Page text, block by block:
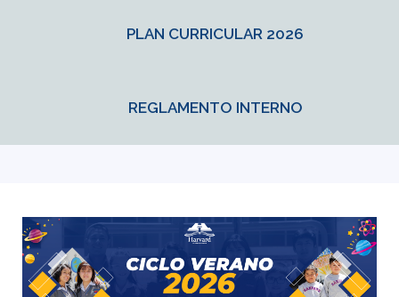
PLAN CURRICULAR 2026
REGLAMENTO INTERNO